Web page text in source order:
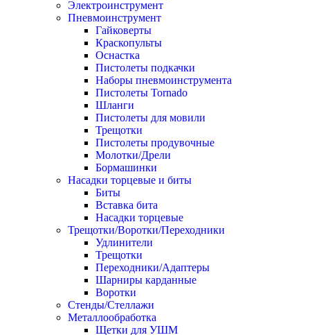
Электроинструмент
Пневмоинструмент
Гайковерты
Краскопульты
Оснастка
Пистолеты подкачки
Наборы пневмоинструмента
Пистолеты Tornado
Шланги
Пистолеты для мовили
Трещотки
Пистолеты продувочные
Молотки/Дрели
Бормашинки
Насадки торцевые и биты
Биты
Вставка бита
Насадки торцевые
Трещотки/Воротки/Переходники
Удлинители
Трещотки
Переходники/Адаптеры
Шарниры карданные
Воротки
Стенды/Стеллажи
Металлообработка
Щетки для УШМ